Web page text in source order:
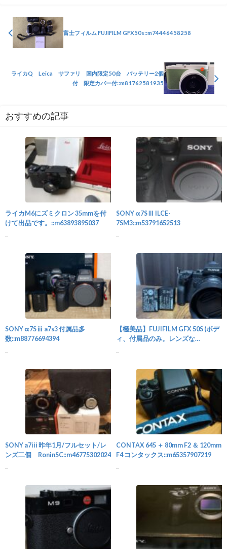
富士フィルム FUJIFILM GFX50s::m74446458258
ライカQ Leica サファリ 国内限定50台 バッテリー2個
付 限定カバー付::m81762581935
おすすめの記事
ライカM6にズミクロン 35mmを付
けて出品です。::m63893895037
SONY α7SⅢ ILCE-
7SM3::m53791652513
SONY α7Sⅲ a7s3 付属品多
数::m88776694394
【極美品】FUJIFILM GFX 50S (ボデ
ィ、付属品のみ。レンズな
SONY a7iii 昨年1月/フルセット/レ
ンズ二個 RoninSC::m46775302024
CONTAX 645 ＋ 80mm F2 ＆ 120mm
F4 コンタックス::m65357907219